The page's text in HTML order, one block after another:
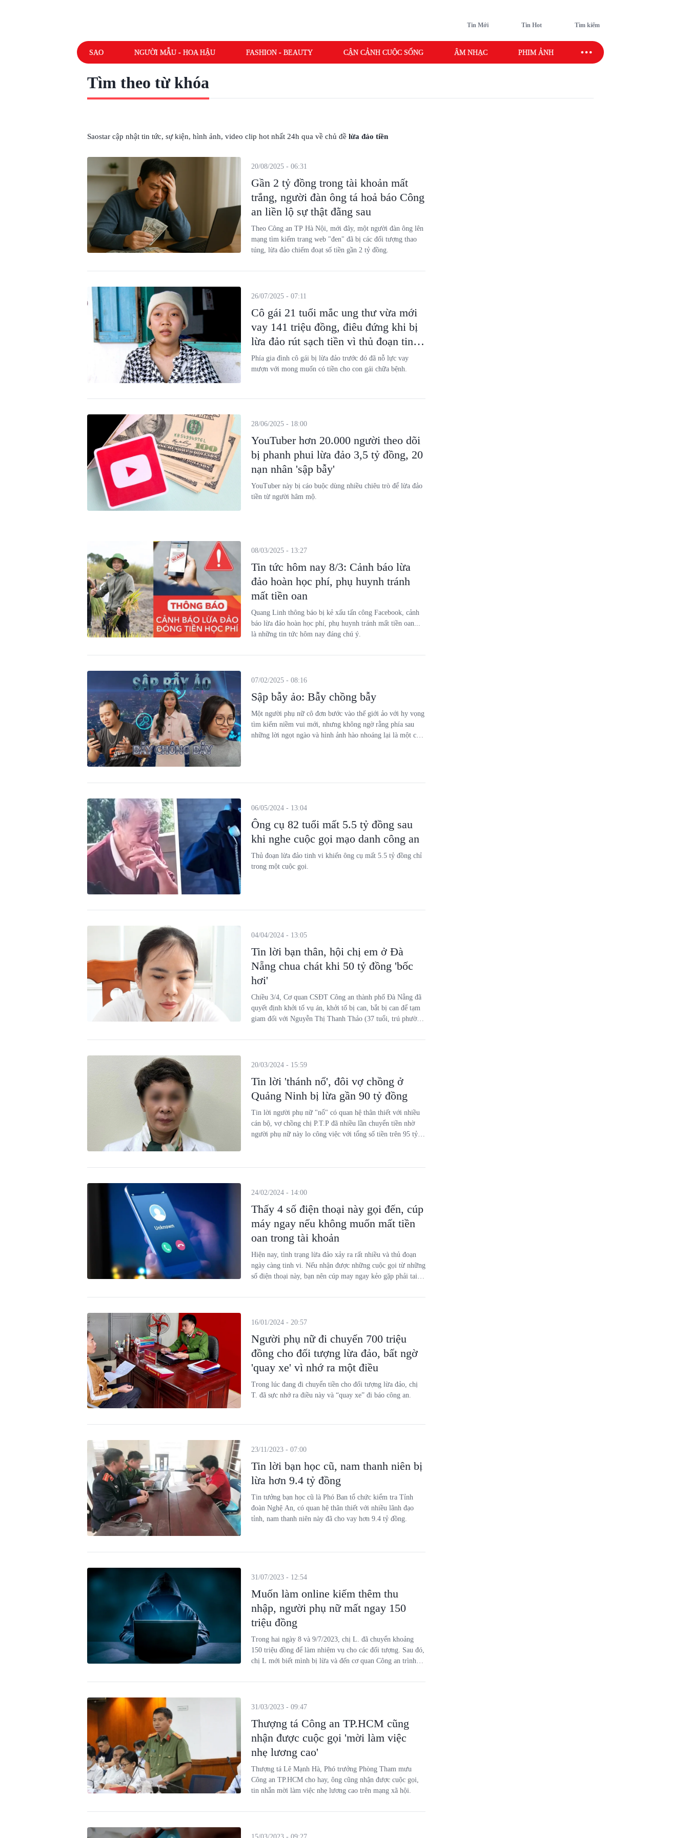
Tin Mới Tin Hot Tìm kiếm
SAO NGƯỜI MẪU - HOA HẬU FASHION - BEAUTY CẬN CẢNH CUỘC SỐNG ÂM NHẠC PHIM ẢNH SAO SPORT
Tìm theo từ khóa
Saostar cập nhật tin tức, sự kiện, hình ảnh, video clip hot nhất 24h qua về chủ đề lừa đảo tiền
Gần 2 tỷ đồng trong tài khoản mất
trắng, người đàn ông tá hoả báo Công
an liền lộ sự thật đằng sau
20/08/2025 - 06:31
Theo Công an TP Hà Nội, mới đây, một người đàn ông lên
mạng tìm kiếm trang web "đen" đã bị các đối tượng thao
túng, lừa đảo chiếm đoạt số tiền gần 2 tỷ đồng.
Cô gái 21 tuổi mắc ung thư vừa mới
vay 141 triệu đồng, điêu đứng khi bị
lừa đảo rút sạch tiền vì thủ đoạn tinh
vi
26/07/2025 - 07:11
Phía gia đình cô gái bị lừa đảo trước đó đã nỗ lực vay
mượn với mong muốn có tiền cho con gái chữa bệnh.
YouTuber hơn 20.000 người theo dõi
bị phanh phui lừa đảo 3,5 tỷ đồng, 20
nạn nhân 'sập bẫy'
28/06/2025 - 18:00
YouTuber này bị cáo buộc dùng nhiều chiêu trò để lừa đảo
tiền từ người hâm mộ.
Tin tức hôm nay 8/3: Cảnh báo lừa
đảo hoàn học phí, phụ huynh tránh
mất tiền oan
08/03/2025 - 13:27
Quang Linh thông báo bị kẻ xấu tấn công Facebook, cảnh
báo lừa đảo hoàn học phí, phụ huynh tránh mất tiền oan...
là những tin tức hôm nay đáng chú ý.
Sập bẫy ảo: Bẫy chồng bẫy
07/02/2025 - 08:16
Một người phụ nữ cô đơn bước vào thế giới ảo với hy vọng
tìm kiếm niềm vui mới, nhưng không ngờ rằng phía sau
những lời ngọt ngào và hình ảnh hào nhoáng lại là một cái
Ông cụ 82 tuổi mất 5.5 tỷ đồng sau
khi nghe cuộc gọi mạo danh công an
06/05/2024 - 13:04
Thủ đoạn lừa đảo tinh vi khiến ông cụ mất 5.5 tỷ đồng chỉ
trong một cuộc gọi.
Tin lời bạn thân, hội chị em ở Đà
Nẵng chua chát khi 50 tỷ đồng 'bốc
hơi'
04/04/2024 - 13:05
Chiều 3/4, Cơ quan CSĐT Công an thành phố Đà Nẵng đã
quyết định khởi tố vụ án, khởi tố bị can, bắt bị can để tạm
giam đối với Nguyễn Thị Thanh Thảo (37 tuổi, trú phường
tục điều tra làm rõ hành vi lừa đảo chiếm đoạt gần 50 tỷ
Tin lời 'thánh nổ', đôi vợ chồng ở
Quảng Ninh bị lừa gần 90 tỷ đồng
20/03/2024 - 15:59
Tin lời người phụ nữ "nổ" có quan hệ thân thiết với nhiều
cán bộ, vợ chồng chị P.T.P đã nhiều lần chuyển tiền nhờ
người phụ nữ này lo công việc với tổng số tiền trên 95 tỷ
Thấy 4 số điện thoại này gọi đến, cúp
máy ngay nếu không muốn mất tiền
oan trong tài khoản
24/02/2024 - 14:00
Hiện nay, tình trạng lừa đảo xảy ra rất nhiều và thủ đoạn
ngày càng tinh vi. Nếu nhận được những cuộc gọi từ những
số điện thoại này, bạn nên cúp may ngay kẻo gặp phải tai
Người phụ nữ đi chuyển 700 triệu
đồng cho đối tượng lừa đảo, bất ngờ
'quay xe' vì nhớ ra một điều
16/01/2024 - 20:57
Trong lúc đang đi chuyển tiền cho đối tượng lừa đảo, chị
T. đã sực nhớ ra điều này và “quay xe” đi báo công an.
Tin lời bạn học cũ, nam thanh niên bị
lừa hơn 9.4 tỷ đồng
23/11/2023 - 07:00
Tin tưởng bạn học cũ là Phó Ban tổ chức kiểm tra Tỉnh
đoàn Nghệ An, có quan hệ thân thiết với nhiều lãnh đạo
tỉnh, nam thanh niên này đã cho vay hơn 9.4 tỷ đồng.
Muốn làm online kiếm thêm thu
nhập, người phụ nữ mất ngay 150
triệu đồng
31/07/2023 - 12:54
Trong hai ngày 8 và 9/7/2023, chị L. đã chuyển khoảng
150 triệu đồng để làm nhiệm vụ cho các đối tượng. Sau đó,
chị L mới biết mình bị lừa và đến cơ quan Công an trình
Thượng tá Công an TP.HCM cũng
nhận được cuộc gọi 'mời làm việc
nhẹ lương cao'
31/03/2023 - 09:47
Thượng tá Lê Mạnh Hà, Phó trưởng Phòng Tham mưu
Công an TP.HCM cho hay, ông cũng nhận được cuộc gọi,
tin nhắn mời làm việc nhẹ lương cao trên mạng xã hội.
15/03/2023 - 09:27